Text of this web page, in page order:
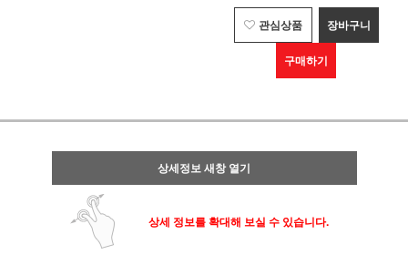
관심상품 장바구니
구매하기
상세정보 새창 열기
상세 정보를 확대해 보실 수 있습니다.